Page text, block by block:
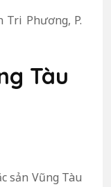
Phương, P.
Tàu
sản Vũng Tàu